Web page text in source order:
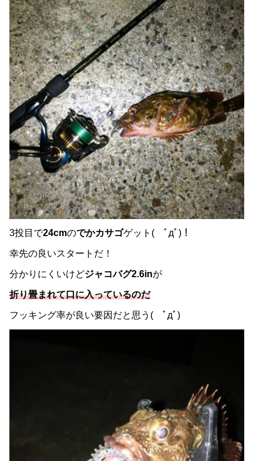
3投目で24cmのでかカサゴゲット( ﾟдﾟ)！
幸先の良いスタートだ！
分かりにくいけどジャコバグ2.6inが
折り畳まれて口に入っているのだ
フッキング率が良い要因だと思う( ﾟдﾟ)